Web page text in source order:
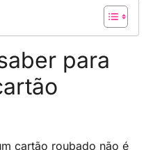
para
cartão roubado não é